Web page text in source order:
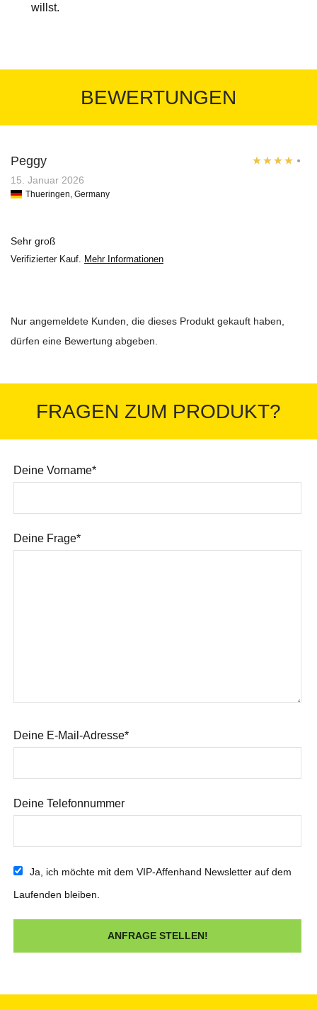
willst.
BEWERTUNGEN
Peggy
15. Januar 2026
Thueringen, Germany
Sehr groß
Verifizierter Kauf. Mehr Informationen
Nur angemeldete Kunden, die dieses Produkt gekauft haben,
dürfen eine Bewertung abgeben.
FRAGEN ZUM PRODUKT?
Deine Vorname*
Deine Frage*
Deine E-Mail-Adresse*
Deine Telefonnummer
Ja, ich möchte mit dem VIP-Affenhand Newsletter auf dem
Laufenden bleiben.